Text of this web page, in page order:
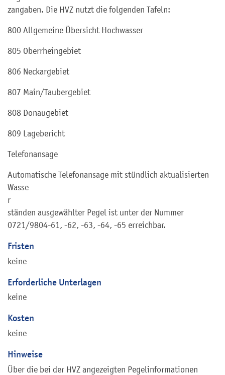
zangaben. Die HVZ nutzt die folgenden Tafeln:
800 Allgemeine Übersicht Hochwasser
805 Oberrheingebiet
806 Neckargebiet
807 Main/Taubergebiet
808 Donaugebiet
809 Lagebericht
Telefonansage
Automatische Telefonansage mit stündlich aktualisierten
Wasse
r
ständen ausgewählter Pegel ist unter der Nummer
0721/9804-61, -62, -63, -64, -65 erreichbar.
Fristen
keine
Erforderliche Unterlagen
keine
Kosten
keine
Hinweise
Über die bei der HVZ angezeigten Pegelinformationen